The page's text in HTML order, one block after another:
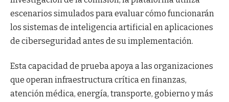
escenarios simulados para evaluar cómo funcionarán
los sistemas de inteligencia artificial en aplicaciones
de ciberseguridad antes de su implementación.
Esta capacidad de prueba apoya a las organizaciones
que operan infraestructura crítica en finanzas,
atención médica, energía, transporte, gobierno y más